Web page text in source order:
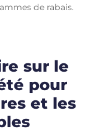
de rabais.
sur le
pour
et les